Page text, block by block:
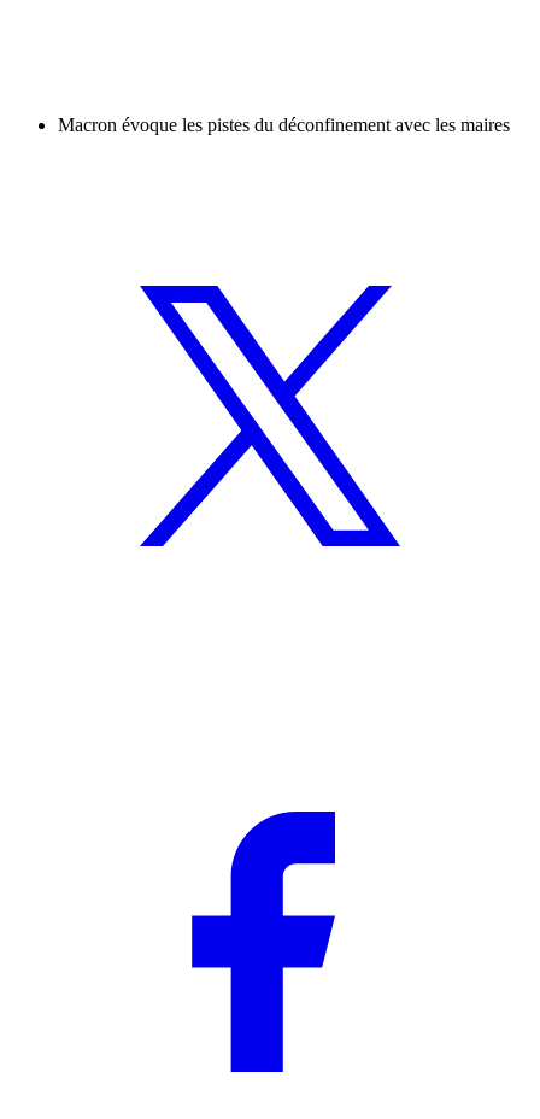
Macron évoque les pistes du déconfinement avec les maires